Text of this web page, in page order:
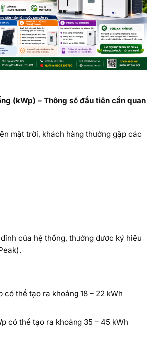
(kWp) – Thông số đầu tiên cần quan
mặt trời, khách hàng thường gặp các
của hệ thống, thường được ký hiệu
có thể tạo ra khoảng 18 – 22 kWh
có thể tạo ra khoảng 35 – 45 kWh